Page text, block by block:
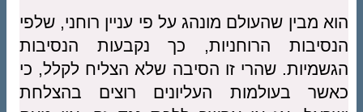
הוא מבין שהעולם מונהג על פי עניין רוחני, שלפי
הנסיבות הרוחניות, כך נקבעות הנסיבות
הגשמיות. שהרי זו הסיבה שלא הצליח לקלל, כי
כאשר בעולמות העליונים רוצים בהצלחת